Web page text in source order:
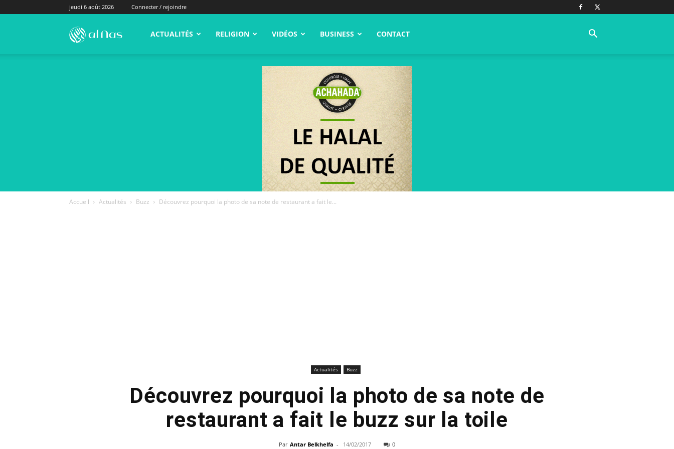
jeudi 6 août 2026 Connecter / rejoindre
alNas.fr ACTUALITÉS RELIGION VIDÉOS BUSINESS CONTACT
Accueil Actualités Buzz Découvrez pourquoi la photo de sa note de restaurant a fait le...
Actualités Buzz
Découvrez pourquoi la photo de sa note de
restaurant a fait le buzz sur la toile
Par Antar Belkhelfa - 14/02/2017 0